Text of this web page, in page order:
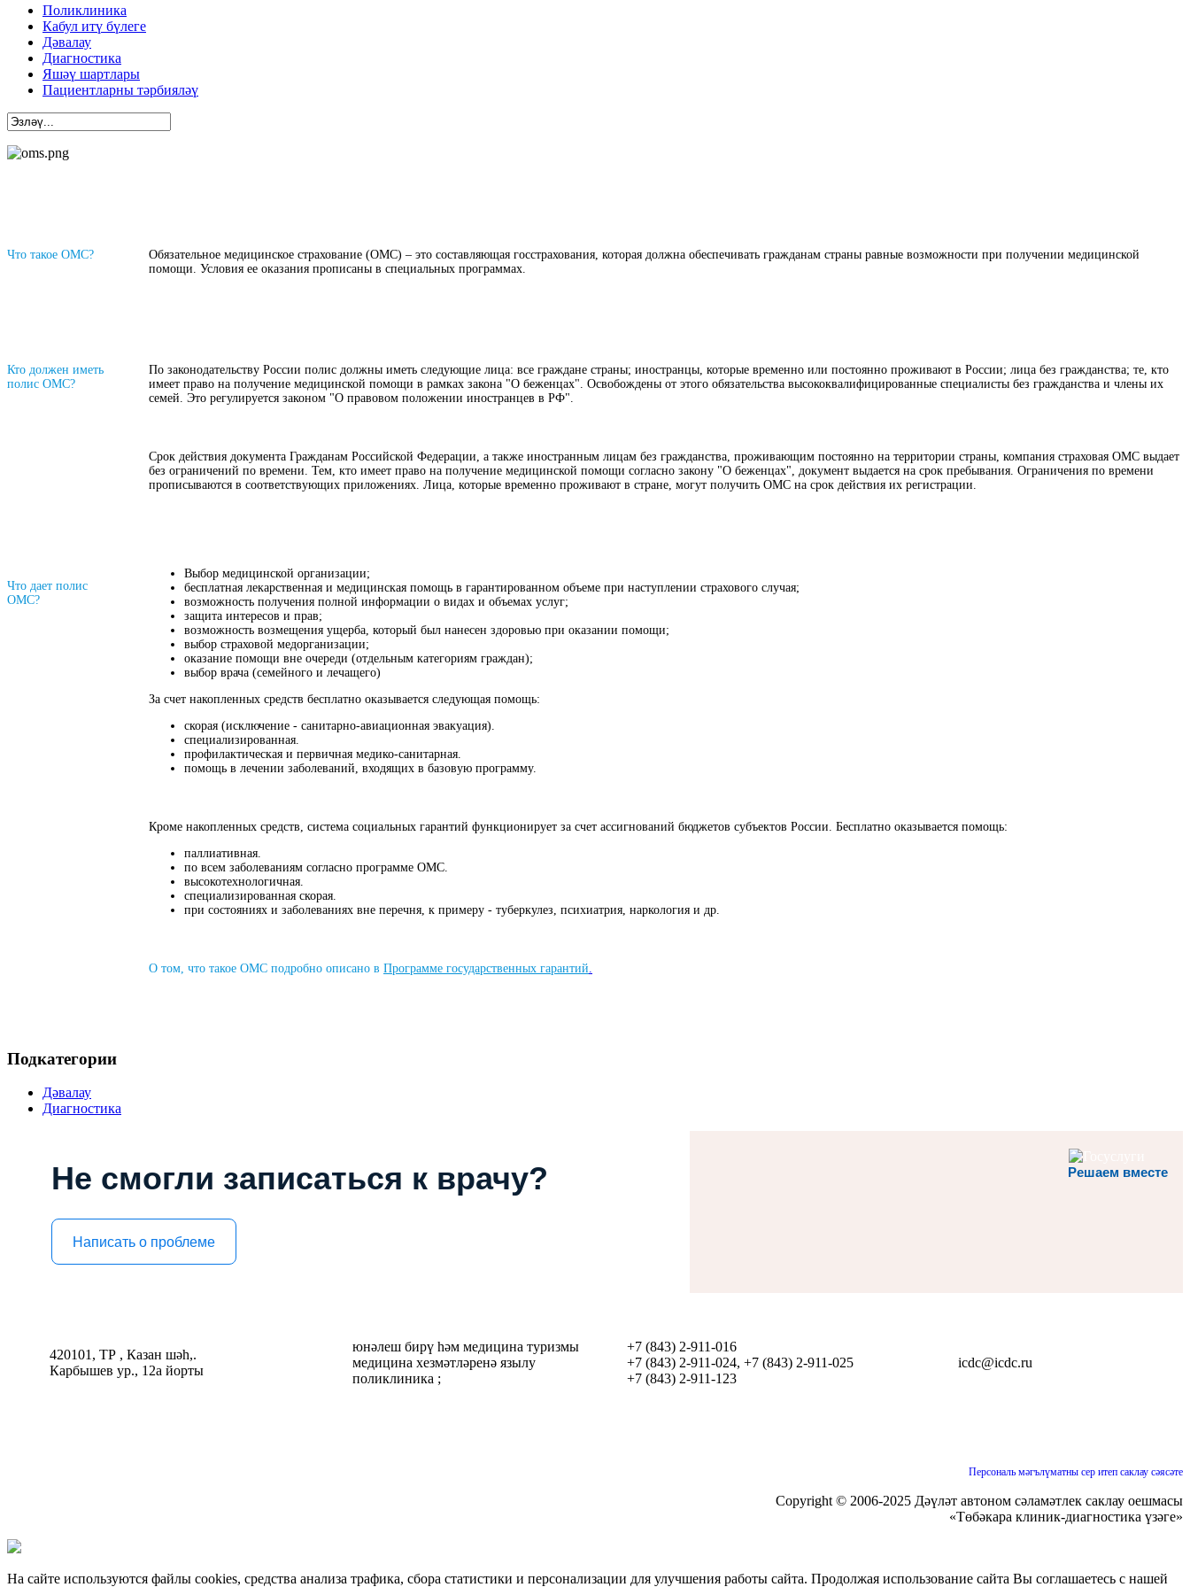
Поликлиника
Кабул итү бүлеге
Дәвалау
Диагностика
Яшәү шартлары
Пациентларны тәрбияләү
Что такое ОМС?
Обязательное медицинское страхование (ОМС) – это составляющая госстрахования, которая должна обеспечивать гражданам страны равные возможности при получении медицинской
помощи. Условия ее оказания прописаны в специальных программах.
Кто должен иметь
полис ОМС?
По законодательству России полис должны иметь следующие лица: все граждане страны; иностранцы, которые временно или постоянно проживают в России; лица без гражданства; те, кто
имеет право на получение медицинской помощи в рамках закона "О беженцах". Освобождены от этого обязательства высококвалифицированные специалисты без гражданства и члены их
семей. Это регулируется законом "О правовом положении иностранцев в РФ".
Срок действия документа Гражданам Российской Федерации, а также иностранным лицам без гражданства, проживающим постоянно на территории страны, компания страховая ОМС выдает
без ограничений по времени. Тем, кто имеет право на получение медицинской помощи согласно закону "О беженцах", документ выдается на срок пребывания. Ограничения по времени
прописываются в соответствующих приложениях. Лица, которые временно проживают в стране, могут получить ОМС на срок действия их регистрации.
Что дает полис
ОМС?
Выбор медицинской организации;
бесплатная лекарственная и медицинская помощь в гарантированном объеме при наступлении страхового случая;
возможность получения полной информации о видах и объемах услуг;
защита интересов и прав;
возможность возмещения ущерба, который был нанесен здоровью при оказании помощи;
выбор страховой медорганизации;
оказание помощи вне очереди (отдельным категориям граждан);
выбор врача (семейного и лечащего)
За счет накопленных средств бесплатно оказывается следующая помощь:
cкорая (исключение - санитарно-авиационная эвакуация).
специализированная.
профилактическая и первичная медико-санитарная.
помощь в лечении заболеваний, входящих в базовую программу.
Кроме накопленных средств, система социальных гарантий функционирует за счет ассигнований бюджетов субъектов России. Бесплатно оказывается помощь:
паллиативная.
по всем заболеваниям согласно программе ОМС.
высокотехнологичная.
специализированная скорая.
при состояниях и заболеваниях вне перечня, к примеру - туберкулез, психиатрия, наркология и др.
О том, что такое ОМС подробно описано в Программе государственных гарантий.
Подкатегории
Дәвалау
Диагностика
Решаем вместе
Не смогли записаться к врачу?
Написать о проблеме
420101, ТР , Казан шəһ,.
Карбышев ур., 12а йорты
юнəлеш бирү һəм медицина туризмы
медицина хезмəтлəренə язылу
поликлиника ;
+7 (843) 2-911-016
+7 (843) 2-911-024, +7 (843) 2-911-025
+7 (843) 2-911-123
icdc@icdc.ru
Персональ мəгълүматны сер итеп саклау сəясəте
Copyright © 2006-2025 Дəүлəт автоном сəламəтлек саклау оешмасы
«Төбəкара клиник-диагностика үзəге»
На сайте используются файлы cookies, средства анализа трафика, сбора статистики и персонализации для улучшения работы сайта. Продолжая использование сайта Вы соглашаетесь с нашей